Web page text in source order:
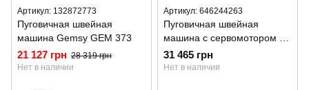
Артикул: 132872773
Пуговичная швейная
машина Gemsy GEM 373
21 127 грн 28 319 грн
Нет в наличии
Артикул: 646244263
Пуговичная швейная
машина с сервомотором в
голове BRITEX BR-1377D
31 465 грн
Нет в наличии